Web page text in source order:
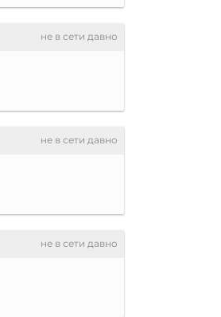
не в сети давно
не в сети давно
не в сети давно